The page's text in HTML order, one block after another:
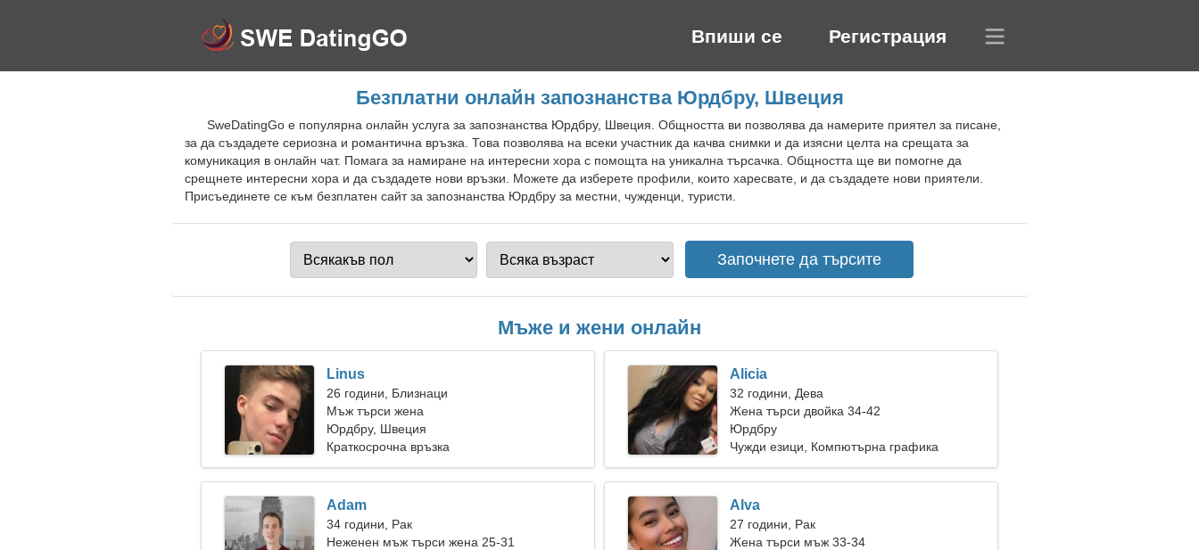
Впиши се Регистрация
Безплатни онлайн запознанства Юрдбру, Швеция
SweDatingGo е популярна онлайн услуга за запознанства Юрдбру, Швеция. Общността ви позволява да намерите приятел за писане,
за да създадете сериозна и романтична връзка. Това позволява на всеки участник да качва снимки и да изясни целта на срещата за
комуникация в онлайн чат. Помага за намиране на интересни хора с помощта на уникална търсачка. Общността ще ви помогне да
срещнете интересни хора и да създадете нови връзки. Можете да изберете профили, които харесвате, и да създадете нови приятели.
Присъединете се към безплатен сайт за запознанства Юрдбру за местни, чужденци, туристи.
Мъже и жени онлайн
Linus
26 години, Близнаци
Мъж търси жена
Юрдбру, Швеция
Краткосрочна връзка
Alicia
32 години, Дева
Жена търси двойка 34-42
Юрдбру
Чужди езици, Компютърна графика
Adam
34 години, Рак
Неженен мъж търси жена 25-31
Alva
27 години, Рак
Жена търси мъж 33-34